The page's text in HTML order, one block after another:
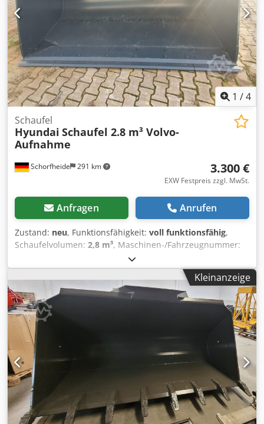
x 180 mm Gewicht ca. 410 Kg Dkjdpfex Dc U Nex Adler
Inhalt ca. 1300 Ltr. Hergstellt in Deutschland,
pulverbeschichtet
1 /4
Schorfheide 291 km
Schaufel
Hyundai Schaufel 2.8 m³ Volvo-
Aufnahme
3.300 €
EXW Festpreis zzgl. MwSt.
Anfragen Anrufen
Zustand: neu, Funktionsfähigkeit: voll funktionsfähig,
Schaufelvolumen: 2,8 m³, Maschinen-/Fahrzeugnummer:
, - Radladerschaufel Dsdpsvr Tnaofx Adlokr -
Aufnahme Volvosystem - Gewicht 1235 kg - Volumen 2,8 m³
- Breite Schneide: 2,80 m
Kleinanzeige